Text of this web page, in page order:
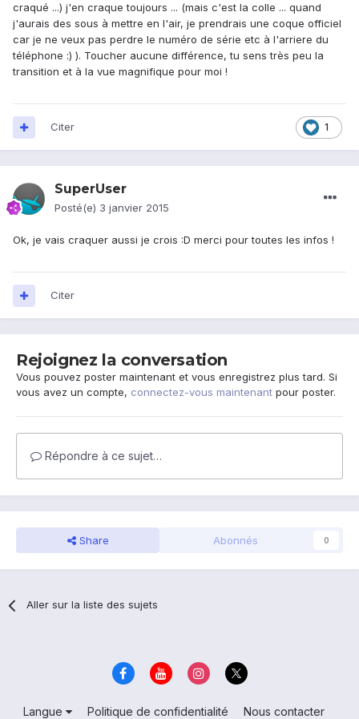
craqué ...) j'en craque toujours ... (mais c'est la colle ... quand
j'aurais des sous à mettre en l'air, je prendrais une coque officiel
car je ne veux pas perdre le numéro de série etc à l'arriere du
téléphone :) ). Toucher aucune différence, tu sens très peu la
transition et à la vue magnifique pour moi !
1
Citer
SuperUser
Posté(e) 3 janvier 2015
Ok, je vais craquer aussi je crois :D merci pour toutes les infos !
Citer
Rejoignez la conversation
Vous pouvez poster maintenant et vous enregistrez plus tard. Si
vous avez un compte, connectez-vous maintenant pour poster.
Répondre à ce sujet…
Share Abonnés 0
Aller sur la liste des sujets
Langue Politique de confidentialité Nous contacter